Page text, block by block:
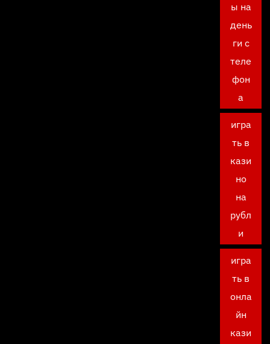
ы на
день
ги с
теле
фон
а
игра
ть в
кази
но
на
рубл
и
игра
ть в
онла
йн
кази